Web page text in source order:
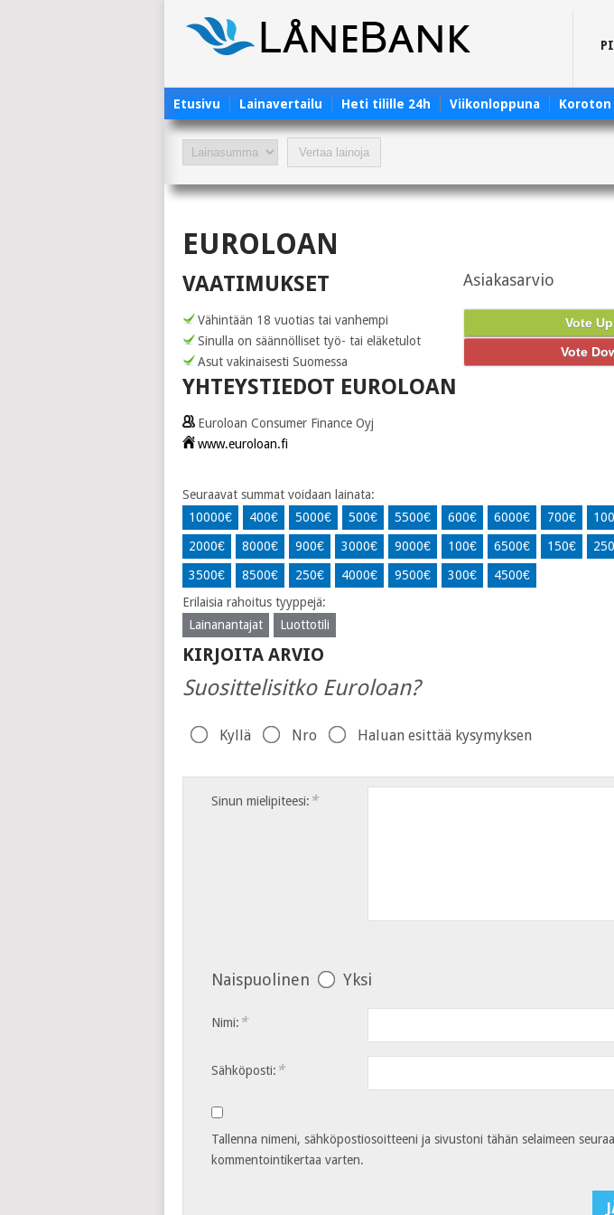
Etusivu Lainavertailu Heti tilille 24h Viikonloppuna
EUROLOAN
Asiakasarvio
Vote
Vote
VAATIMUKSET
Vähintään 18 vuotias tai vanhempi
Sinulla on säännölliset työ- tai eläketulot
Asut vakinaisesti Suomessa
YHTEYSTIEDOT EUROLOAN
Euroloan Consumer Finance Oyj
www.euroloan.fi
Seuraavat summat voidaan lainata:
10000€
400€ 5000€ 500€ 5500€ 600€ 6000€ 700€
2000€
8000€ 900€ 3000€ 9000€ 100€ 6500€ 150€
3500€
8500€ 250€ 4000€ 9500€ 300€
4500€
Erilaisia ​​rahoitus tyyppejä:
Lainanantajat
Luottotili
KIRJOITA ARVIO
Suosittelisitko Euroloan?
Kyllä Nro Haluan esittää kysymyksen
Sinun mielipiteesi: *
Naispuolinen Yksi
Nimi: *
Sähköposti: *
Tallenna nimeni, sähköpostiosoitteeni ja sivustoni tähän selaimeen
kommentointikertaa varten.